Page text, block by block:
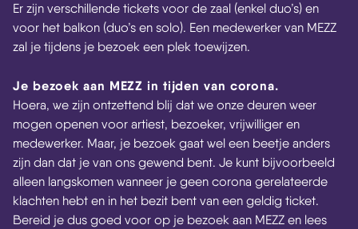
Er zijn verschillende tickets voor de zaal (enkel duo’s) en
voor het balkon (duo’s en solo). Een medewerker van MEZZ
zal je tijdens je bezoek een plek toewijzen.
Je bezoek aan MEZZ in tijden van corona.
Hoera, we zijn ontzettend blij dat we onze deuren weer
mogen openen voor artiest, bezoeker, vrijwilliger en
medewerker. Maar, je bezoek gaat wel een beetje anders
zijn dan dat je van ons gewend bent. Je kunt bijvoorbeeld
alleen langskomen wanneer je geen corona gerelateerde
klachten hebt en in het bezit bent van een geldig ticket.
Bereid je dus goed voor op je bezoek aan MEZZ en lees